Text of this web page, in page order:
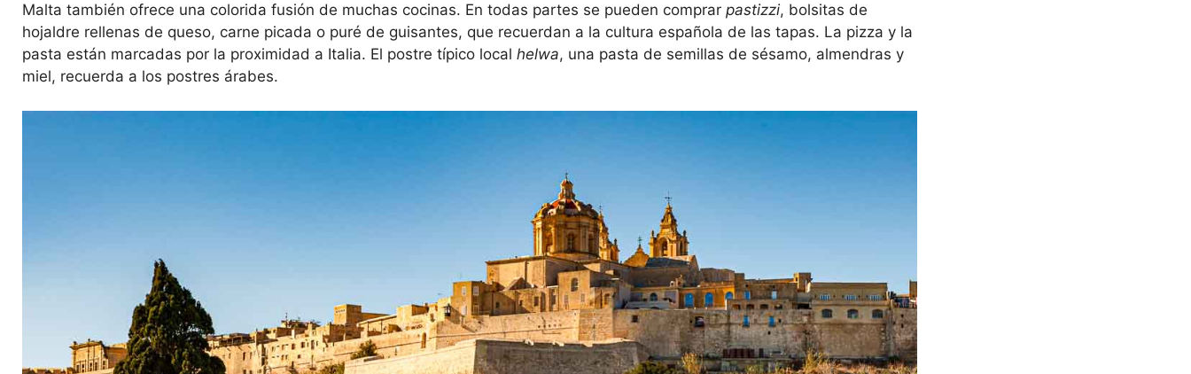
Malta también ofrece una colorida fusión de muchas cocinas. En todas partes se pueden comprar pastizzi, bolsitas de
hojaldre rellenas de queso, carne picada o puré de guisantes, que recuerdan a la cultura española de las tapas. La pizza y la
pasta están marcadas por la proximidad a Italia. El postre típico local helwa, una pasta de semillas de sésamo, almendras y
miel, recuerda a los postres árabes.